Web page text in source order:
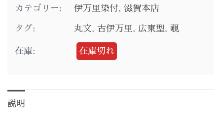
カテゴリー: 伊万里染付, 滋賀本店
タグ: 丸文, 古伊万里 , 広東型, 覗
在庫: 在庫切れ
説明